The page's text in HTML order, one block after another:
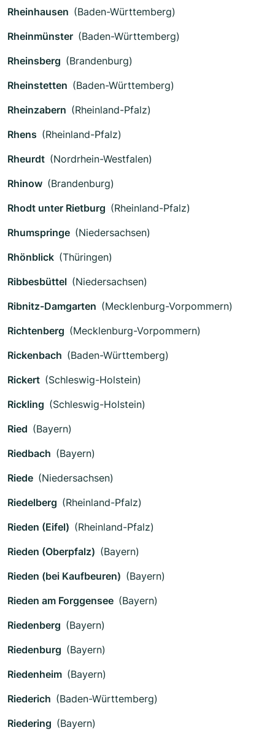
Rheinhausen (Baden-Württemberg)
Rheinmünster (Baden-Württemberg)
Rheinsberg (Brandenburg)
Rheinstetten (Baden-Württemberg)
Rheinzabern (Rheinland-Pfalz)
Rhens (Rheinland-Pfalz)
Rheurdt (Nordrhein-Westfalen)
Rhinow (Brandenburg)
Rhodt unter Rietburg (Rheinland-Pfalz)
Rhumspringe (Niedersachsen)
Rhönblick (Thüringen)
Ribbesbüttel (Niedersachsen)
Ribnitz-Damgarten (Mecklenburg-Vorpommern)
Richtenberg (Mecklenburg-Vorpommern)
Rickenbach (Baden-Württemberg)
Rickert (Schleswig-Holstein)
Rickling (Schleswig-Holstein)
Ried (Bayern)
Riedbach (Bayern)
Riede (Niedersachsen)
Riedelberg (Rheinland-Pfalz)
Rieden (Eifel) (Rheinland-Pfalz)
Rieden (Oberpfalz) (Bayern)
Rieden (bei Kaufbeuren) (Bayern)
Rieden am Forggensee (Bayern)
Riedenberg (Bayern)
Riedenburg (Bayern)
Riedenheim (Bayern)
Riederich (Baden-Württemberg)
Riedering (Bayern)